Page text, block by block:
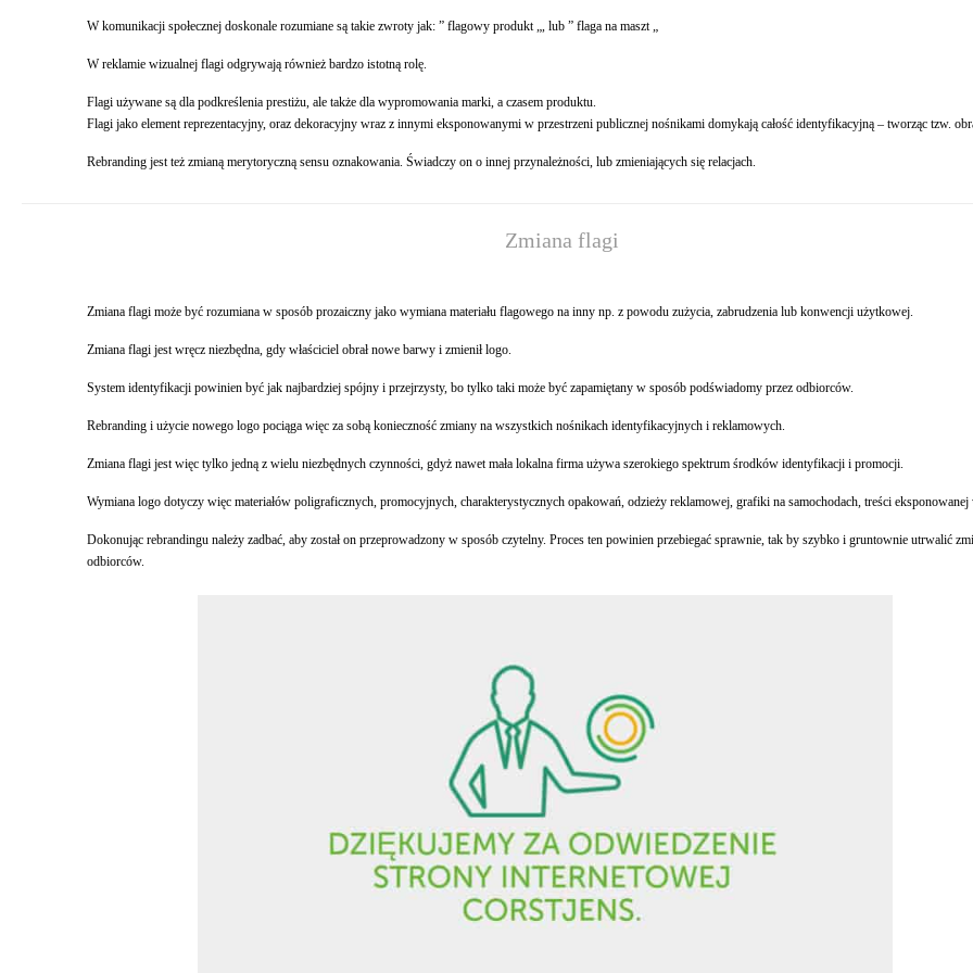
W komunikacji społecznej doskonale rozumiane są takie zwroty jak: ” flagowy produkt „, lub ” flaga na maszt „
W reklamie wizualnej flagi odgrywają również bardzo istotną rolę.
Flagi używane są dla podkreślenia prestiżu, ale także dla wypromowania marki, a czasem produktu.
Flagi jako element reprezentacyjny, oraz dekoracyjny wraz z innymi eksponowanymi w przestrzeni publicznej nośnikami domykają całość identyfikacyjną – tworząc tzw.
Rebranding jest też zmianą merytoryczną sensu oznakowania. Świadczy on o innej przynależności, lub zmieniających się relacjach.
Zmiana flagi
Zmiana flagi może być rozumiana w sposób prozaiczny jako wymiana materiału flagowego na inny np. z powodu zużycia, zabrudzenia lub konwencji użytkowej.
Zmiana flagi jest wręcz niezbędna, gdy właściciel obrał nowe barwy i zmienił logo.
System identyfikacji powinien być jak najbardziej spójny i przejrzysty, bo tylko taki może być zapamiętany w sposób podświadomy przez odbiorców.
Rebranding i użycie nowego logo pociąga więc za sobą konieczność zmiany na wszystkich nośnikach identyfikacyjnych i reklamowych.
Zmiana flagi jest więc tylko jedną z wielu niezbędnych czynności, gdyż nawet mała lokalna firma używa szerokiego spektrum środków identyfikacji i promocji.
Wymiana logo dotyczy więc materiałów poligraficznych, promocyjnych, charakterystycznych opakowań, odzieży reklamowej, grafiki na samochodach, treści eksponowanej
Dokonując rebrandingu należy zadbać, aby został on przeprowadzony w sposób czytelny. Proces ten powinien przebiegać sprawnie, tak by szybko i gruntownie utrwalić
odbiorców.